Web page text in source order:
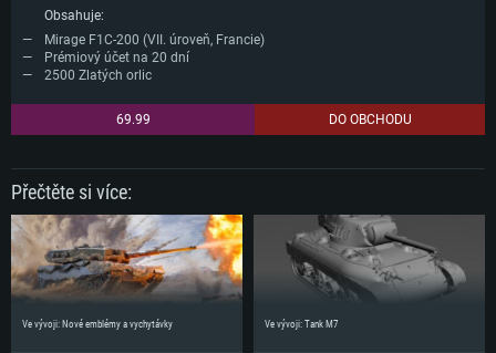
Obsahuje:
Mirage F1C-200 (VII. úroveň, Francie)
Prémiový účet na 20 dní
2500 Zlatých orlic
69.99 DO OBCHODU
Přečtěte si více:
Ve vývoji: Nové emblémy a vychytávky Ve vývoji: Tank M7